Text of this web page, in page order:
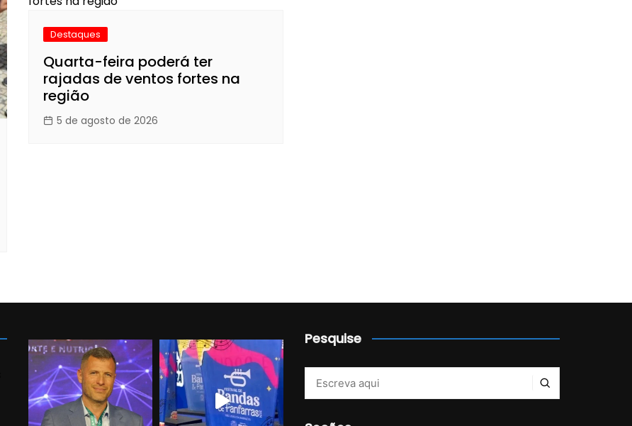
Destaques
Quarta-feira poderá ter
rajadas de ventos fortes na
região
5 de agosto de 2026
Pesquise